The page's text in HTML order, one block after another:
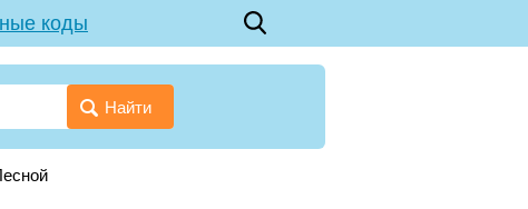
коды
Найти